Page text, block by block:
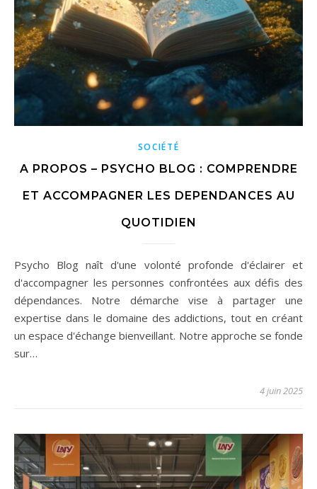
SOCIÉTÉ
A PROPOS – PSYCHO BLOG : COMPRENDRE
ET ACCOMPAGNER LES DEPENDANCES AU
QUOTIDIEN
Psycho Blog naît d'une volonté profonde d'éclairer et
d'accompagner les personnes confrontées aux défis des
dépendances. Notre démarche vise à partager une
expertise dans le domaine des addictions, tout en créant
un espace d'échange bienveillant. Notre approche se fonde
sur…
4 juin 2025